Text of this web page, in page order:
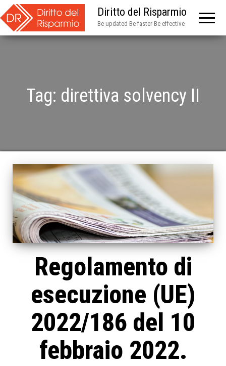
Diritto del Risparmio
Be updated Be faster Be effective
Tag: direttiva solvency II
Regolamento di
esecuzione (UE)
2022/186 del 10
febbraio 2022.